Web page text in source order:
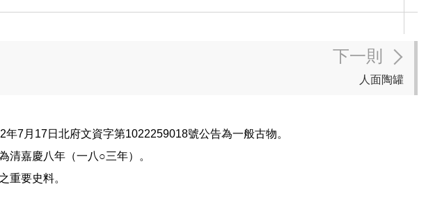
下一則
人面陶罐
7月17日北府文資字第1022259018號公告為一般古物。
清嘉慶八年（一八○三年）。
重要史料。